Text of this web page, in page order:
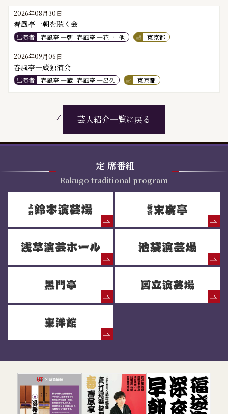
2026年08月30日
春風亭一朝を聴く会
出演者 春風亭 一朝 春風亭 一花 …他 東京都
2026年09月06日
春風亭一蔵独演会
出演者 春風亭 一蔵 春風亭 一呂久 東京都
芸人紹介一覧に戻る
定 席番組
Rakugo traditional program